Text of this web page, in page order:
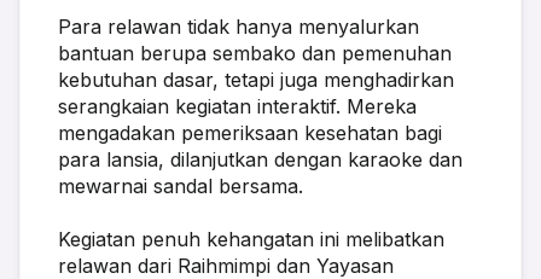
Para relawan tidak hanya menyalurkan
bantuan berupa sembako dan pemenuhan
kebutuhan dasar, tetapi juga menghadirkan
serangkaian kegiatan interaktif. Mereka
mengadakan pemeriksaan kesehatan bagi
para lansia, dilanjutkan dengan karaoke dan
mewarnai sandal bersama.
Kegiatan penuh kehangatan ini melibatkan
relawan dari Raihmimpi dan Yayasan